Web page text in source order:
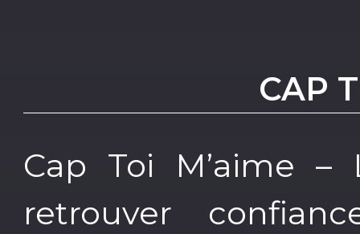
CAP
Cap Toi M’aime
retrouver